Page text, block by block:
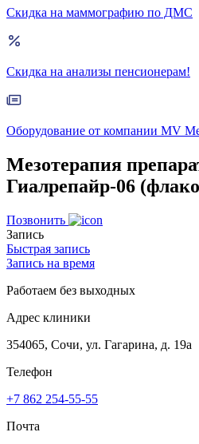
Скидка на маммографию по ДМС
Скидка на анализы пенсионерам!
Оборудование от компании MV
Мезотерапия
Гиалрепайр-06
Позвонить
Запись
Быстрая запись
Запись на время
Работаем без выходных
Адрес клиники
354065, Сочи, ул. Гагарина, д. 19а
Телефон
+7 862 254-55-55
Почта